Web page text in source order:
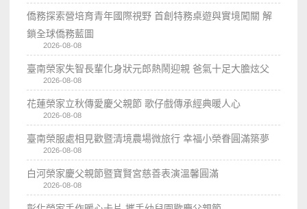
僑務探索營培育青年國際視野 首創特務桌遊與實境闖關 解
鎖全球僑務藍圖
2026-08-08
臺南榮家失智長輩化身狀元郎熱鬧迎親 爸氣十足大膽炫父
2026-08-08
花蓮榮家立秋傳愛慶父親節 歌仔戲傳承經典暖人心
2026-08-08
臺南榮服處相見歡暨清境農場微旅行 幸福小榮眷圓滿築夢
2026-08-08
白河榮家慶父親節暨寶賢宮慈善表演溫馨圓滿
2026-08-08